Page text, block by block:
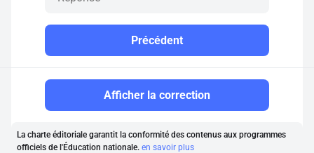
Précédent
Afficher la correction
La charte éditoriale garantit la conformité des contenus aux programmes
officiels de l'Éducation nationale. en savoir plus